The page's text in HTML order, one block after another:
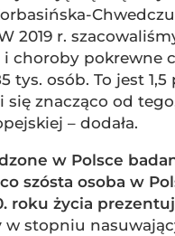
2019 r.
i choroby pokrewne
tys. osób. To jest
się znacząco od
– dodała.
w Polsce
szósta osoba w
roku życia
w stopniu